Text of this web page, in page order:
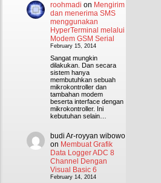
roohmadi on Mengirim
dan menerima SMS
menggunakan
HyperTerminal melalui
Modem GSM Serial
February 15, 2014
Sangat mungkin
dilakukan. Dan secara
sistem hanya
membutuhkan sebuah
mikrokontroller dan
tambahan modem
beserta interface dengan
mikrokontroller. Ini
kebutuhan selain…
budi Ar-royyan wibowo
on Membuat Grafik
Data Logger ADC 8
Channel Dengan
Visual Basic 6
February 14, 2014